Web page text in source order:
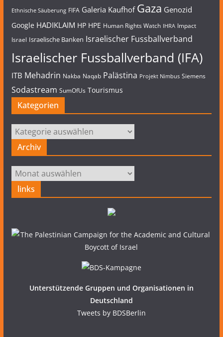
Ethnische Säuberung FIFA Galeria Kaufhof Gaza Genozid
Google HADIKLAIM HP HPE Human Rights Watch IHRA Impact
Israel Israelische Banken Israelischer Fussballverband
Israelischer Fussballverband (IFA)
ITB Mehadrin Nakba Naqab Palästina Projekt Nimbus Siemens
Sodastream SumOfUs Tourismus
Kategorien
Kategorien
Archiv
Archiv
links
Unterstützende Gruppen und Organisationen in
Deutschland
Tweets by BDSBerlin